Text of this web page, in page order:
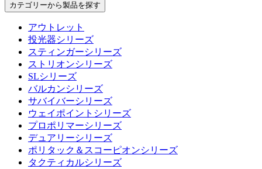
カテゴリーから製品を探す
アウトレット
投光器シリーズ
スティンガーシリーズ
ストリオンシリーズ
SLシリーズ
バルカンシリーズ
サバイバーシリーズ
ウェイポイントシリーズ
プロポリマーシリーズ
デュアリーシリーズ
ポリタック＆スコーピオンシリーズ
タクティカルシリーズ